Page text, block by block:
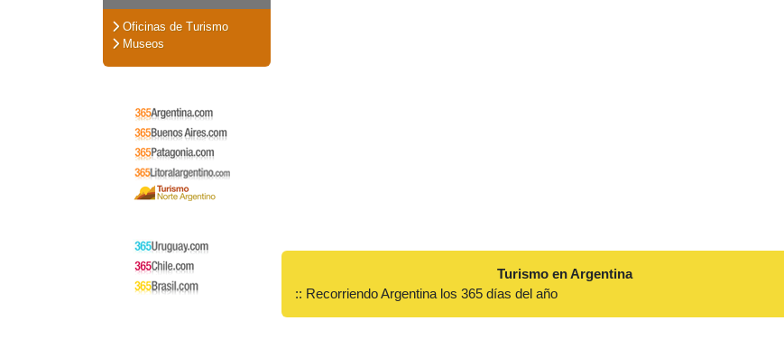
Oficinas de Turismo
Museos
Turismo en Argentina
:: Recorriendo Argentina los 365 días del año